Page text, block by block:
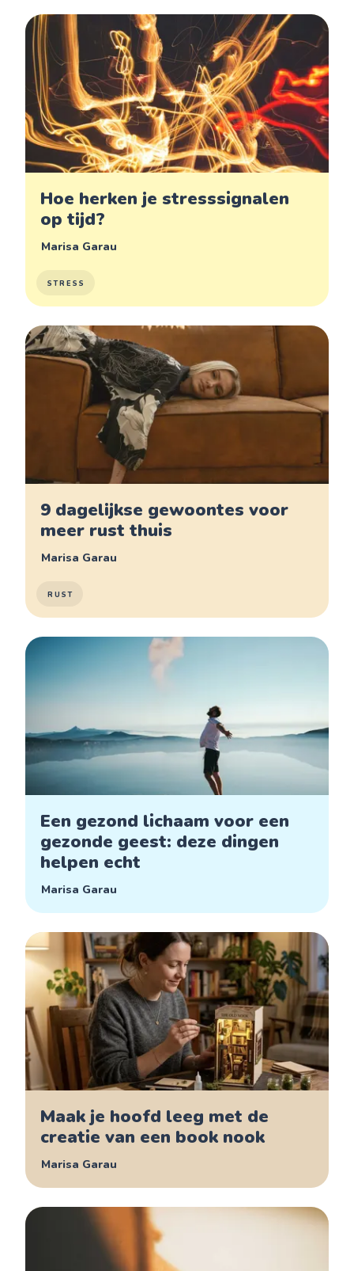
Hoe herken je stresssignalen
op tijd?
Marisa Garau
STRESS
9 dagelijkse gewoontes voor
meer rust thuis
Marisa Garau
RUST
Een gezond lichaam voor een
gezonde geest: deze dingen
helpen echt
Marisa Garau
Maak je hoofd leeg met de
creatie van een book nook
Marisa Garau